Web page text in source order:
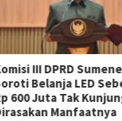
III DPRD
Belanja LED
600 Juta Tak
Manfaatnya